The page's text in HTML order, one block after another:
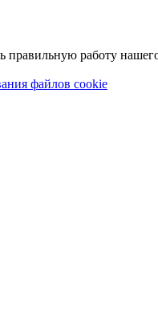
работу
файлов cookie